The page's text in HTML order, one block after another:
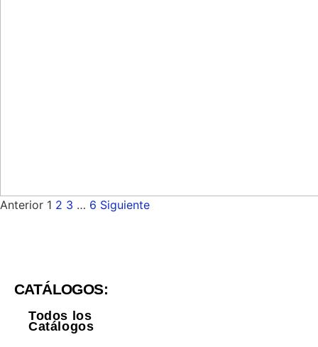
Anterior 1 2 3 … 6 Siguiente
CATÁLOGOS:
Todos los
Catálogos